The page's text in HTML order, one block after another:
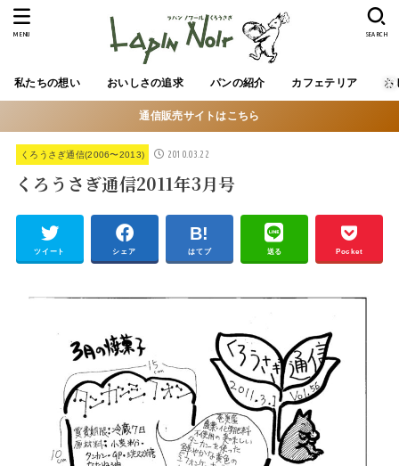
私たちの想い おいしさの追求 パンの紹介 カフェテリア お
SEARCH
MENU
通信販売サイトはこちら
くろうさぎ通信(2006〜2013) 2010.03.22
くろうさぎ通信2011年3月号
ツイート シェア はてブ 送る Pocket